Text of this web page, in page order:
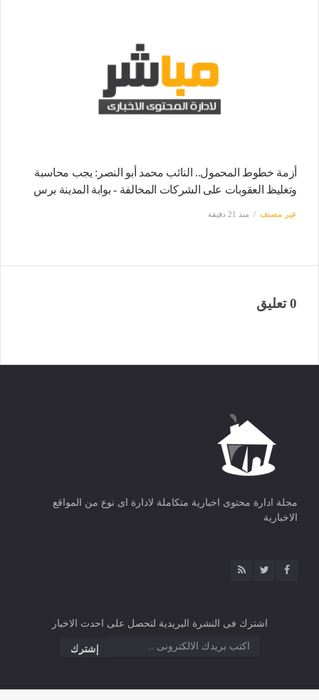
أزمة خطوط المحمول.. النائب محمد أبو النصر: يجب محاسبة
وتغليظ العقوبات على الشركات المخالفة - بوابة المدينة برس
غير مصنف منذ 21 دقيقة
0 تعليق
مجلة ادارة محتوى اخبارية متكاملة لادارة اى نوع من المواقع
الاخبارية
اشترك فى النشرة البريدية لتحصل على احدث الاخبار